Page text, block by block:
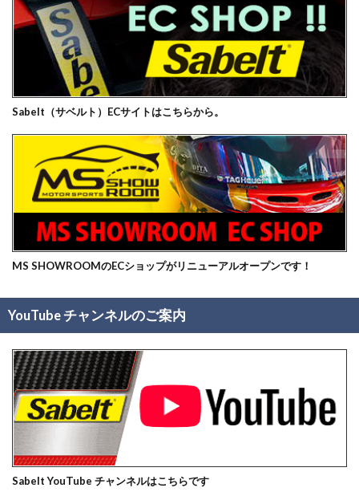
Sabelt（サベルト）ECサイトはこちらから。
MS SHOWROOMのECショップがリニューアルオープンです！
YouTube チャンネルのご案内
Sabelt YouTube チャンネルはこちらです